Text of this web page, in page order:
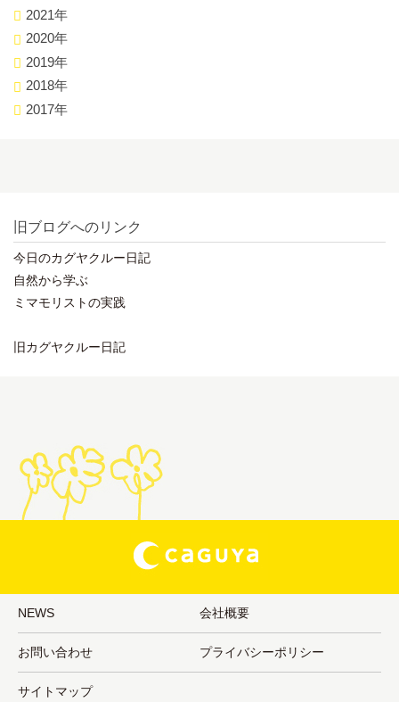
2021年
2020年
2019年
2018年
2017年
旧ブログへのリンク
今日のカグヤクルー日記
自然から学ぶ
ミマモリストの実践
旧カグヤクルー日記
NEWS 会社概要
お問い合わせ プライバシーポリシー
サイトマップ